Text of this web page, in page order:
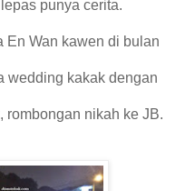
punya cerita.
En Wan kawen di bulan
wedding kakak dengan
rombongan nikah ke JB.